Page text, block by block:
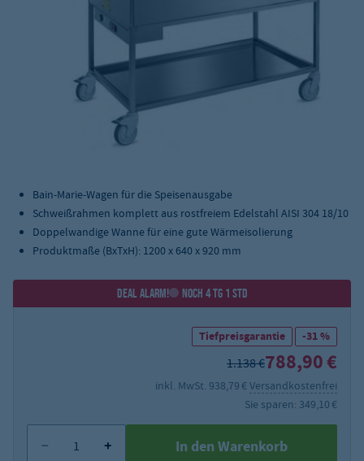
Bain-Marie-Wagen für die Speisenausgabe
Schweißrahmen komplett aus rostfreiem Edelstahl AISI 304 18/10
Doppelwandige Wanne für eine gute Wärmeisolierung
Produktmaße (BxTxH): 1200 x 640 x 920 mm
DEAL ALARM! NOCH 4 TG 1 STD
Tiefpreisgarantie -31 %
1.138 €788,90 €
inkl. MwSt. 938,79 € Versandkostenfrei
Sie sparen: 349,10 €
In den Warenkorb